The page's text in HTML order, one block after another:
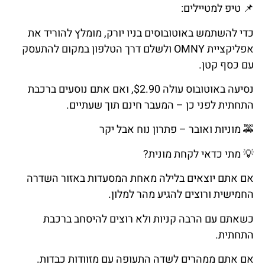
📌 טיפלמטיילים:
כדי להשתמש באוטובוסים בניו יורק, מומלץ להוריד את
אפליקציית OMNY ולשלם דרך הטלפון במקום להתעסק
עם כסף קטן.
נסיעה באוטובוס עולה $2.90, ואם אתם נוסעים ברכבת
התחתית לפני כן – המעבר חינם תוך שעתיים.
🚕מוניותואובר – פתרון נוח אבליקר
💡מתיכדאילקחתמונית?
אם אתם יוצאים בלילה מאחת המסעדות באזור השדרה
החמישית ורוצים להגיע מהר למלון.
כשאתם עם הרבה קניות ולא רוצים להיסחב ברכבת
התחתית.
אם אתם ממהרים לשדה התעופה עם מזוודות כבדות.